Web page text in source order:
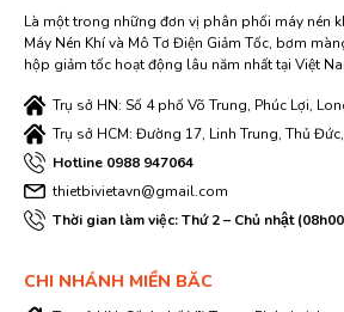
Là một trong những đơn vị phân phối máy nén
Máy Nén Khí và Mô Tơ Điện Giảm Tốc, bơm
hộp giảm tốc hoạt động lâu năm nhất tại Việt
Trụ sở HN: Số 4 phố Võ Trung, Phúc Lợi,
Trụ sở HCM: Đường 17, Linh Trung, Thủ
Hotline 0988 947064
thietbivietavn@gmail.com
Thời gian làm việc: Thứ 2 – Chủ nhật
CHI NHÁNH MIỀN BĂC